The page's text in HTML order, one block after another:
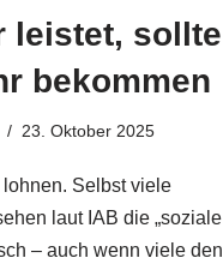
leistet, sollte
bekommen
23. Oktober 2025
Selbst viele
laut IAB die „soziale
– auch wenn viele den